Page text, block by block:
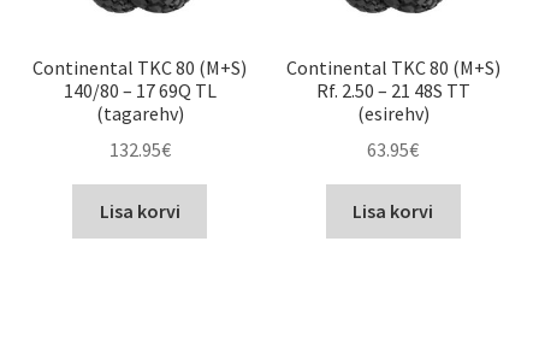
Continental TKC 80 (M+S)
140/80 – 17 69Q TL
(tagarehv)
132.95€
Lisa korvi
Continental TKC 80 (M+S)
Rf. 2.50 – 21 48S TT
(esirehv)
63.95€
Lisa korvi